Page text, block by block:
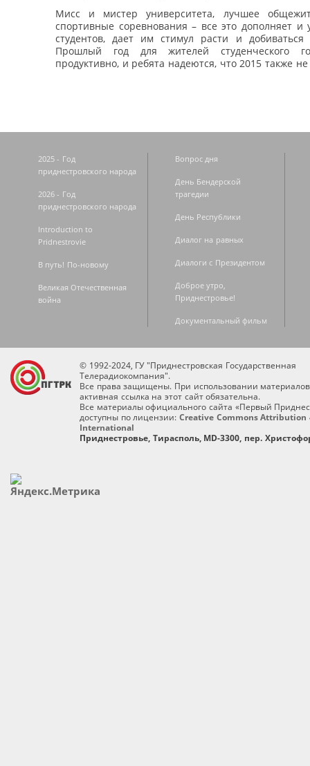
Мисс и мистер университета, лучшее
спортивные соревнования – все это дополняет и
студентов, дает им стимул расти и добиваться
Прошлый год для жителей студенческого
продуктивно, и ребята надеются, что 2015 также
2025 - Год
приднестровского народа
2026 - Год
приднестровского народа
Introduction to
Pridnestrovie
В путь! По-новому
Великая Отечественная
война
Вопрос дня
День Бендерской
трагедии
День Республики
Диалог на равных
Диалоги с Президентом
Доброе утро,
Приднестровье!
Документальный фильм
© 1992-2024, ГУ "Приднестровская Государственная
Телерадиокомпания".
Все права защищены. При использовании
активная ссылка на этот сайт обязательна.
Все материалы официального сайта «Первый
доступны по лицензии: Creative Commons Attribution
International
Приднестровье, Тирасполь, MD-3300, пер.